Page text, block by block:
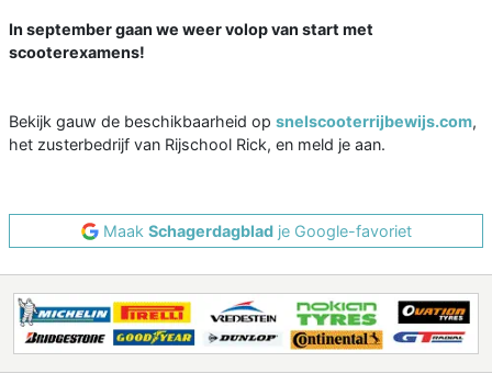
In september gaan we weer volop van start met
scooterexamens!
Bekijk gauw de beschikbaarheid op snelscooterrijbewijs.com,
het zusterbedrijf van Rijschool Rick, en meld je aan.
Maak Schagerdagbladje Google-favoriet